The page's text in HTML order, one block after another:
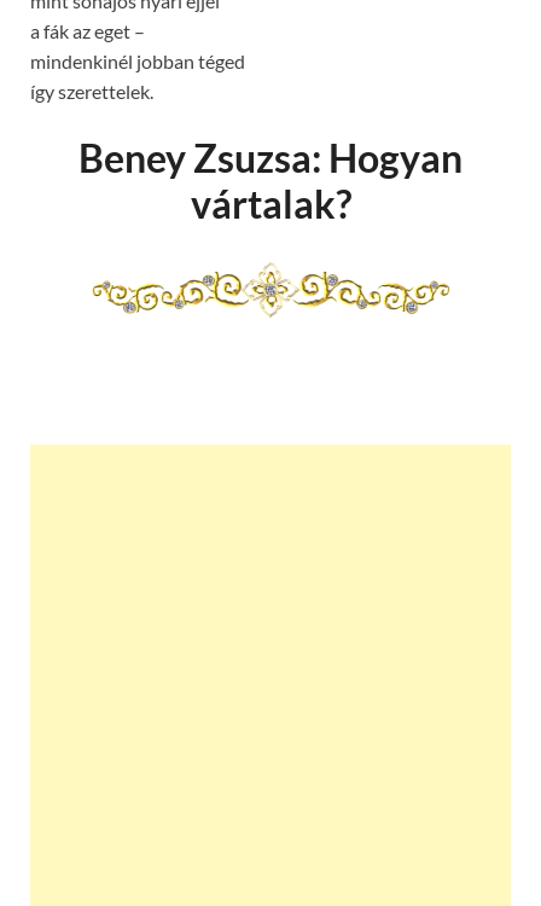
a fák az eget –
mindenkinél jobban téged
így szerettelek.
Beney Zsuzsa: Hogyan
vártalak?